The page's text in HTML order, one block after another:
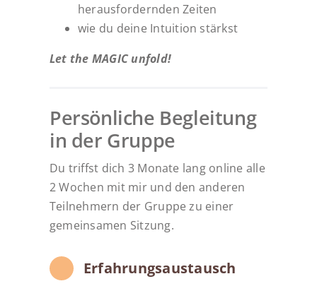
herausfordernden Zeiten
wie du deine Intuition stärkst
Let the MAGIC unfold!
Persönliche Begleitung
in der Gruppe
Du triffst dich 3 Monate lang online alle
2 Wochen mit mir und den anderen
Teilnehmern der Gruppe zu einer
gemeinsamen Sitzung.
Erfahrungsaustausch